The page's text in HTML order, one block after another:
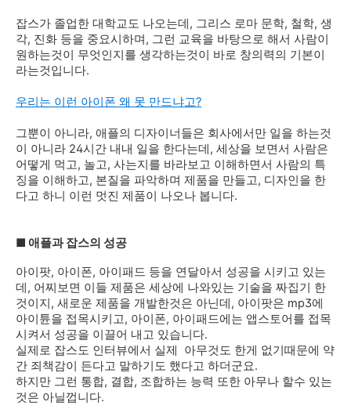
잡스가 졸업한 대학교도 나오는데, 그리스 로마 문학, 철학, 생
각, 진화 등을 중요시하며, 그런 교육을 바탕으로 해서 사람이
원하는것이 무엇인지를 생각하는것이 바로 창의력의 기본이
라는것입니다.
우리는 이런 아이폰 왜 못 만드냐고?
그뿐이 아니라, 애플의 디자이너들은 회사에서만 일을 하는것
이 아니라 24시간 내내 일을 한다는데, 세상을 보면서 사람은
어떻게 먹고, 놀고, 사는지를 바라보고 이해하면서 사람의 특
징을 이해하고, 본질을 파악하며 제품을 만들고, 디자인을 한
다고 하니 이런 멋진 제품이 나오나 봅니다.
■ 애플과 잡스의 성공
아이팟, 아이폰, 아이패드 등을 연달아서 성공을 시키고 있는
데, 어찌보면 이들 제품은 세상에 나와있는 기술을 짜집기 한
것이지, 새로운 제품을 개발한것은 아닌데, 아이팟은 mp3에
아이튠을 접목시키고, 아이폰, 아이패드에는 앱스토어를 접목
시켜서 성공을 이끌어 내고 있습니다.
실제로 잡스도 인터뷰에서 실제 아무것도 한게 없기때문에 약
간 죄책감이 든다고 말하기도 했다고 하더군요.
하지만 그런 통합, 결합, 조합하는 능력 또한 아무나 할수 있는
것은 아닐껍니다.